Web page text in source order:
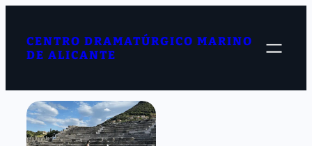
CENTRO DRAMATÚRGICO MARINO
DE ALICANTE